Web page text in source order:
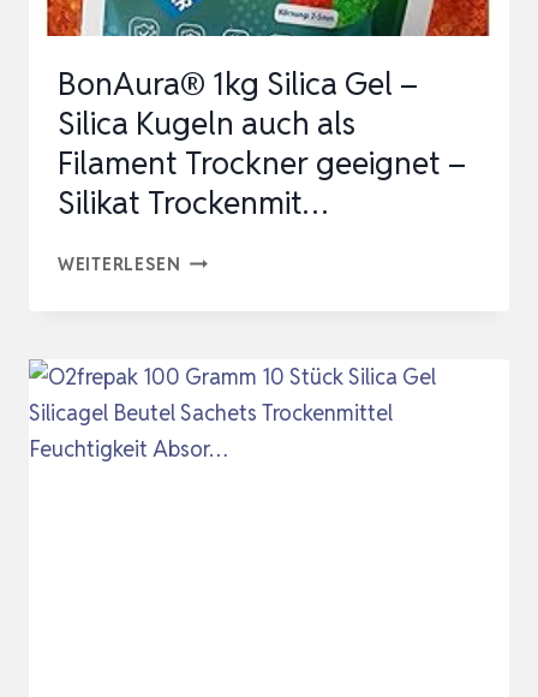
TROCKENMITTEL
BonAura® 1kg Silica Gel –
Silica Kugeln auch als
Filament Trockner geeignet –
Silikat Trockenmit…
WEITERLESEN BONAURA®
GEL
–
SILICA